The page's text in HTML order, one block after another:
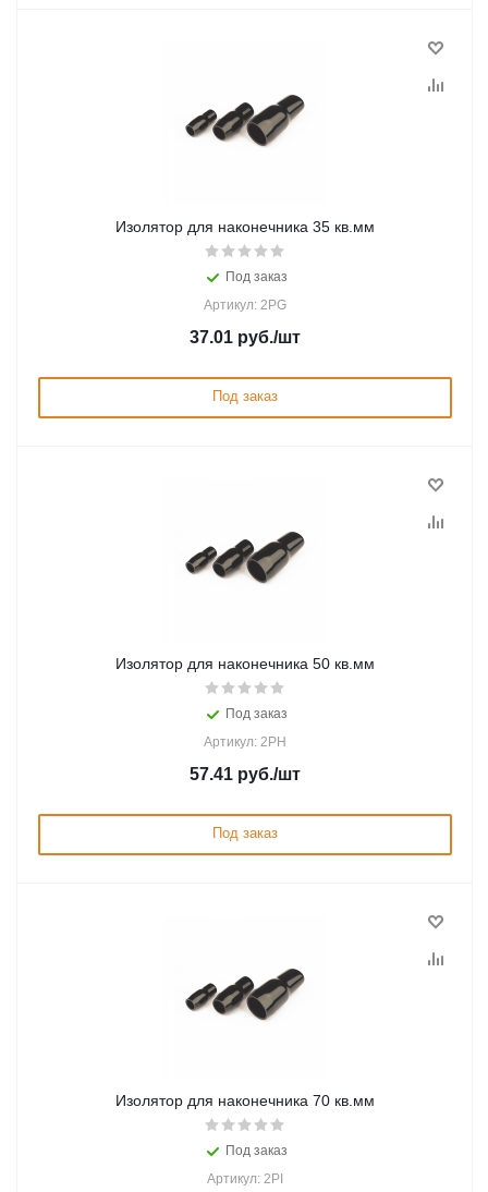
Изолятор для наконечника 35 кв.мм
Под заказ
Артикул: 2PG
37.01 руб./шт
Под заказ
Изолятор для наконечника 50 кв.мм
Под заказ
Артикул: 2PH
57.41 руб./шт
Под заказ
Изолятор для наконечника 70 кв.мм
Под заказ
Артикул: 2PI